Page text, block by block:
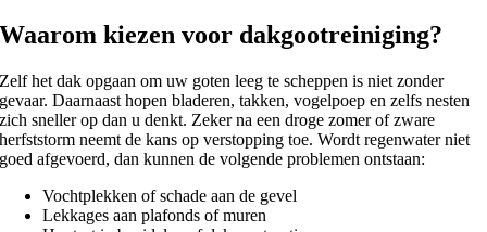
Waarom kiezen voor dakgootreiniging?
Zelf het dak opgaan om uw goten leeg te scheppen is niet zonder
gevaar. Daarnaast hopen bladeren, takken, vogelpoep en zelfs nesten
zich sneller op dan u denkt. Zeker na een droge zomer of zware
herfststorm neemt de kans op verstopping toe. Wordt regenwater niet
goed afgevoerd, dan kunnen de volgende problemen ontstaan:
Vochtplekken of schade aan de gevel
Lekkages aan plafonds of muren